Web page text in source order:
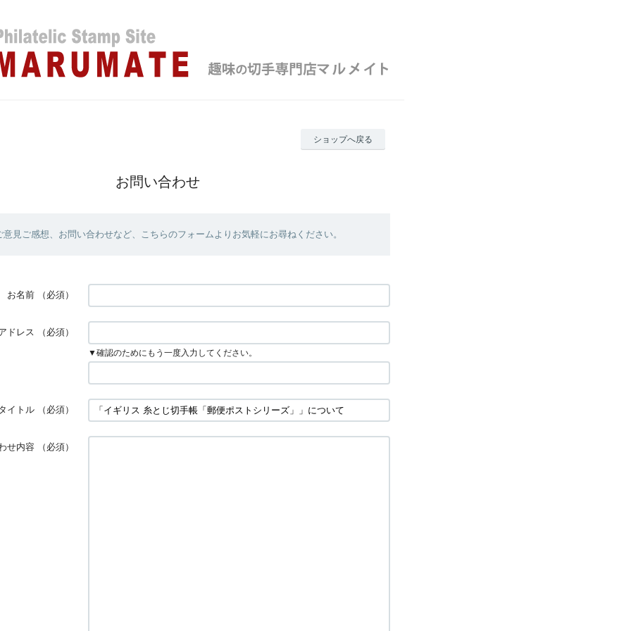
ショップへ戻る
お問い合わせ
見ご感想、お問い合わせなど、こちらのフォームよりお気軽にお尋ねください。
お名前 （必須）
ドレス （必須）
▼確認のためにもう一度入力してください。
イトル （必須）
せ内容 （必須）